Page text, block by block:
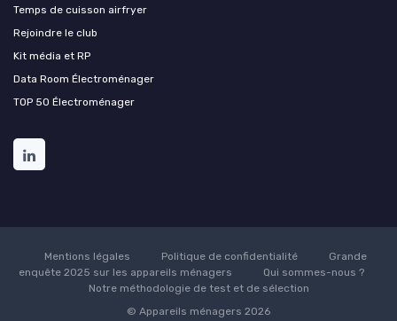
Temps de cuisson airfryer
Rejoindre le club
Kit média et RP
Data Room Électroménager
TOP 50 Électroménager
Mentions légales Politique de confidentialité
Grande
enquête 2025 sur les appareils ménagers
Qui sommes-nous ?
Notre méthodologie de test et de sélection
© Appareils ménagers 2026